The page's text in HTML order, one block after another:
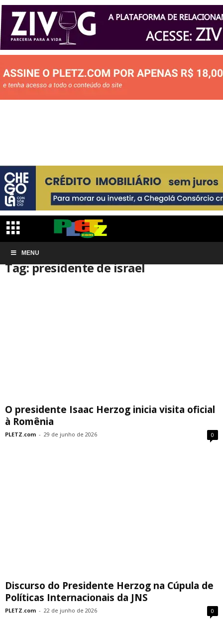
MENU
Início Tags
Tag: presidente de israel
O presidente Isaac Herzog inicia visita oficial
à Romênia
PLETZ.com - 29 de junho de 2026 0
Discurso do Presidente Herzog na Cúpula de
Políticas Internacionais da JNS
PLETZ.com - 22 de junho de 2026 0